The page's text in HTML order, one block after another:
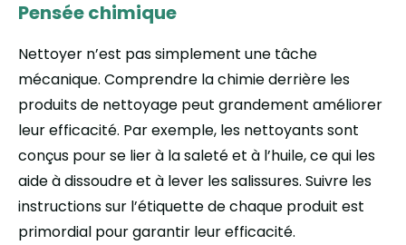
Pensée chimique
Nettoyer n’est pas simplement une tâche
mécanique. Comprendre la chimie derrière les
produits de nettoyage peut grandement améliorer
leur efficacité. Par exemple, les nettoyants sont
conçus pour se lier à la saleté et à l’huile, ce qui les
aide à dissoudre et à lever les salissures. Suivre les
instructions sur l’étiquette de chaque produit est
primordial pour garantir leur efficacité.